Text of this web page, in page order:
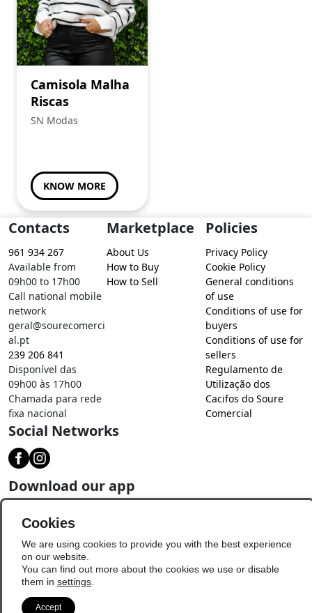
Camisola Malha
Riscas
SN Modas
KNOW MORE
Contacts
961 934 267
Available from
09h00 to 17h00
Call national mobile
network
geral@sourecomerci
al.pt
239 206 841
Disponível das
09h00 às 17h00
Chamada para rede
fixa nacional
Marketplace
About Us
How to Buy
How to Sell
Policies
Privacy Policy
Cookie Policy
General conditions
of use
Conditions of use for
buyers
Conditions of use for
sellers
Regulamento de
Utilização dos
Cacifos do Soure
Comercial
Social Networks
Download our app
© Copyright 2026 - Soure Comercial
Cookies
We are using cookies to provide you with the best experience
on our website.
You can find out more about the cookies we use or disable
them in settings
Accept